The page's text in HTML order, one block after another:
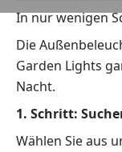
In nur wenigen
Die
Garden Lights
Nacht.
1. Schritt:
Wählen Sie aus